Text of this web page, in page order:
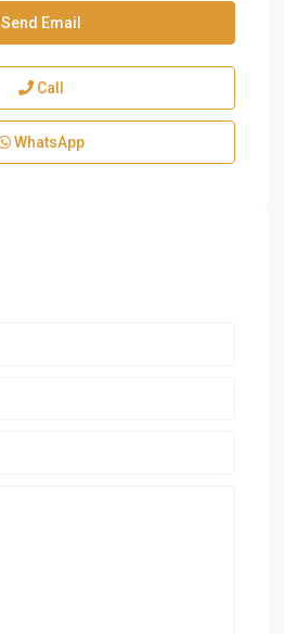
Send Email
Call
WhatsApp